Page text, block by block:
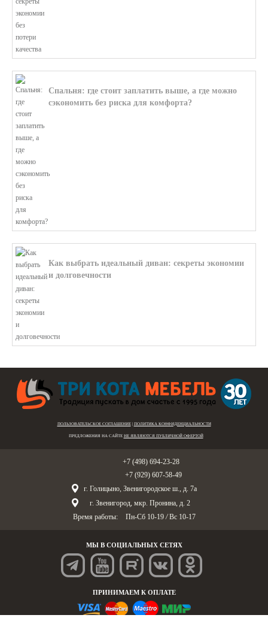
Спальня: где стоит заплатить выше, а где можно
сэкономить без риска для комфорта?
Как выбрать идеальный диван: секреты экономии
и долговечности
ПОЛЬЗОВАТЕЛЬСКОЕ СОГЛАШЕНИЕ| ПОЛИТИКА КОНФИДЕНЦИАЛЬНОСТИ
ПРЕДЛОЖЕНИЯ НА САЙТЕ НЕ ЯВЛЯЮТСЯ ПУБЛИЧНОЙ ОФЕРТОЙ
+7 (498) 694-23-28
+7 (929) 607-58-49
г. Голицыно, Звенигородское ш., д. 7а
г. Звенигород, мкр. Пронина, д. 2
Время работы:
Пн-Сб 10-19 / Вс 10-17
МЫ В СОЦИАЛЬНЫХ СЕТЯХ
ПРИНИМАЕМ К ОПЛАТЕ